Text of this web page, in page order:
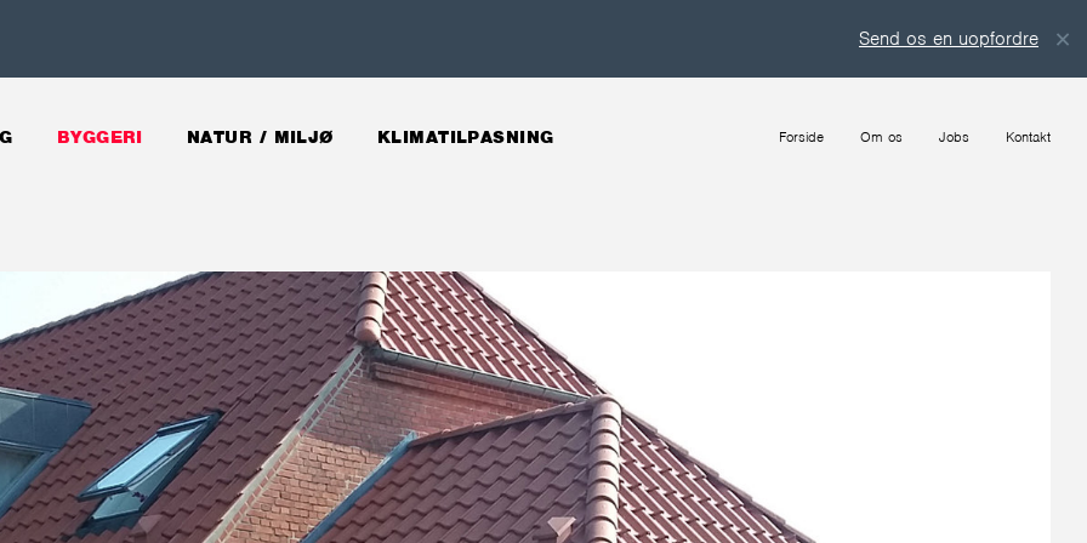
Send os en uopfordret ansøgning
BYGGERI NATUR / MILJØ KLIMATILPASNING Forside Om os Jobs Kontakt